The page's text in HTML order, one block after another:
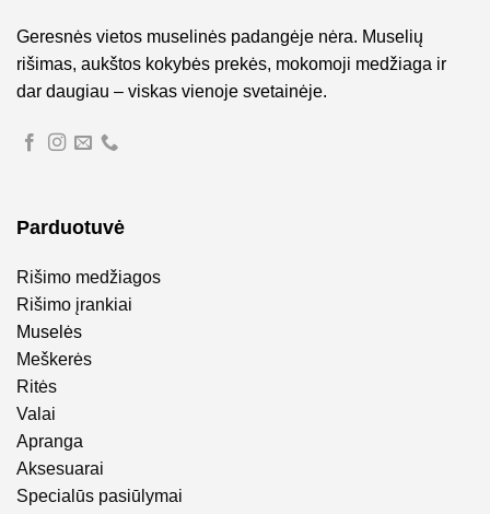
Geresnės vietos muselinės padangėje nėra. Muselių
rišimas, aukštos kokybės prekės, mokomoji medžiaga ir
dar daugiau – viskas vienoje svetainėje.
Parduotuvė
Rišimo medžiagos
Rišimo įrankiai
Muselės
Meškerės
Ritės
Valai
Apranga
Aksesuarai
Specialūs pasiūlymai